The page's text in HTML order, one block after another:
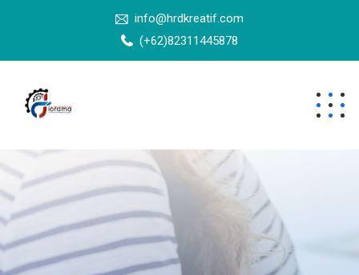
info@hrdkreatif.com
(+62)82311445878